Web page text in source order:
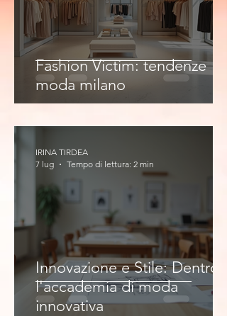
Fashion Victim: tendenze
moda milano
Innovazione e Stile: Dentro
l'accademia di moda
innovativa
IRINA TIRDEA
7 lug
Tempo di lettura: 2 min